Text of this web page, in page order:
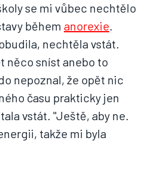
se mi vůbec nechtělo
během anorexie.
nechtěla vstát.
něco sníst anebo to
nepoznal, že opět nic
času prakticky jen
vstát. "Ještě, aby ne.
takže mi byla